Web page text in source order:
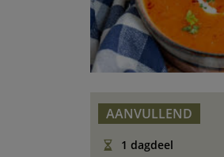
AANVULLEND
1 dagdeel